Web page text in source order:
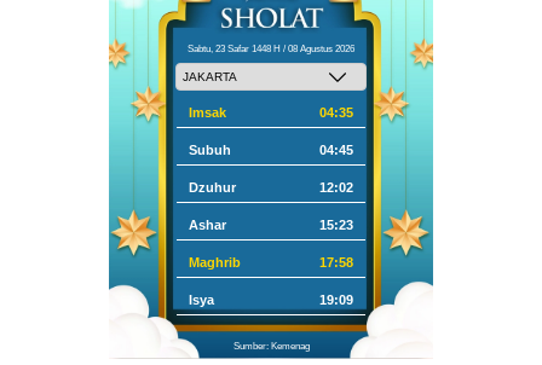
Sabtu, 23 Safar 1448 H / 08 Agustus 2026
Imsak 04:35
Subuh 04:45
Dzuhur 12:02
Ashar 15:23
Maghrib 17:58
Isya 19:09
Sumber: Kemenag